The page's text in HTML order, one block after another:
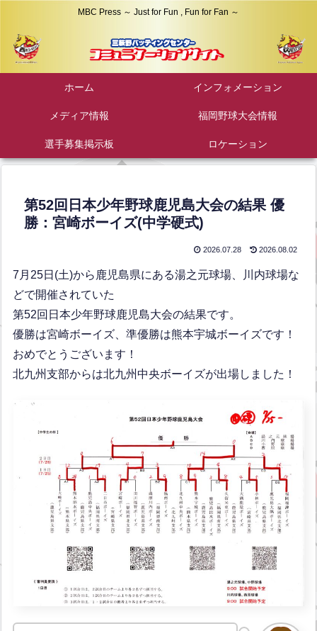
MBC Press ～ Just for Fun , Fun for Fan ～
ホーム インフォメーション
メディア情報 福岡野球大会情報
選手募集掲示板 ロケーション
第52回日本少年野球鹿児島大会の結果 優
勝：宮崎ボーイズ(中学硬式)
2026.07.28 2026.08.02
7月25日(土)から鹿児島県にある湯之元球場、川内球場な
どで開催されていた
第52回日本少年野球鹿児島大会の結果です。
優勝は宮崎ボーイズ、準優勝は熊本宇城ボーイズです！
おめでとうございます！
北九州支部からは北九州中央ボーイズが出場しました！